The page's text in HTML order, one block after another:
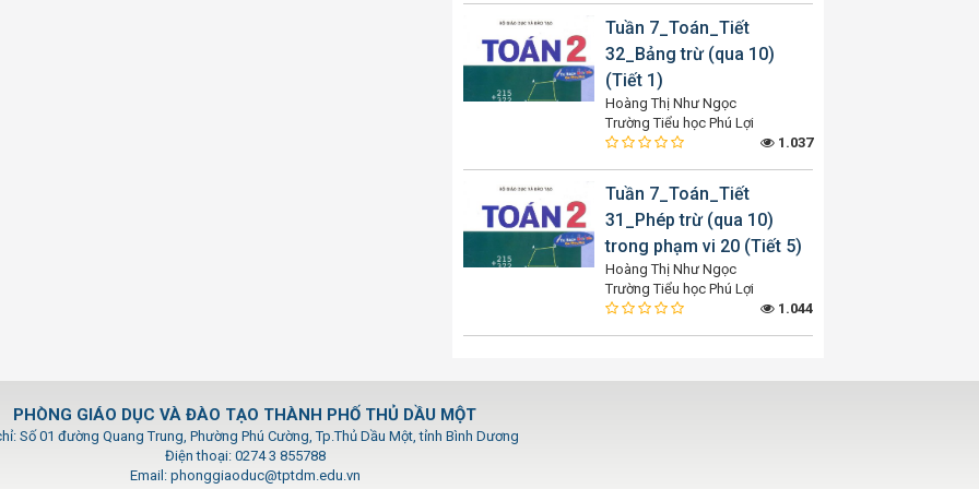
Tuần 7_Toán_Tiết
32_Bảng trừ (qua 10)
(Tiết 1)
Hoàng Thị Như Ngọc
Trường Tiểu học Phú Lợi
1.037
Tuần 7_Toán_Tiết
31_Phép trừ (qua 10)
trong phạm vi 20 (Tiết 5)
Hoàng Thị Như Ngọc
Trường Tiểu học Phú Lợi
1.044
PHÒNG GIÁO DỤC VÀ ĐÀO TẠO THÀNH PHỐ THỦ DẦU MỘT
Số 01 đường Quang Trung, Phường Phú Cường, Tp.Thủ Dầu Một, tỉnh Bình Dương
Điện thoại: 0274 3 855788
Email: phonggiaoduc@tptdm.edu.vn